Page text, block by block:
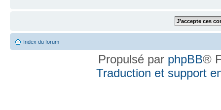
Index du forum
Propulsé par phpBB®
Traduction et support